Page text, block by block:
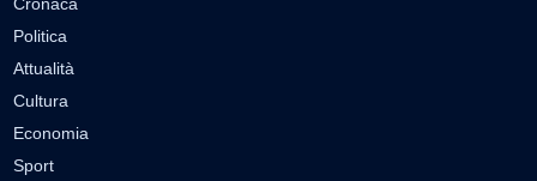
Politica
Attualità
Cultura
Economia
Sport